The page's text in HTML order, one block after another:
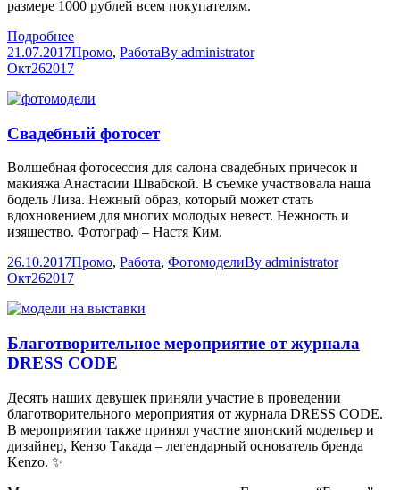
размере 1000 рублей всем покупателям.
Подробнее
21.07.2017Промо, РаботаBy administrator
Окт262017
Свадебный фотосет
Волшебная фотосессия для салона свадебных причесок и
макияжа Анастасии Швабской. В съемке участвовала наша
бодель Лиза. Нежный образ, который может стать
вдохновением для многих молодых невест. Нежность и
изящество. Фотограф – Настя Ким.
26.10.2017Промо, Работа, ФотомоделиBy administrator
Окт262017
Благотворительное мероприятие от журнала
DRESS CODE
Десять наших девушек приняли участие в проведении
благотворительного мероприятия от журнала DRESS CODE.
В мероприятии также принял участие японский модельер и
дизайнер, Кензо Такада – легендарный основатель бренда
Kenzo. ✨